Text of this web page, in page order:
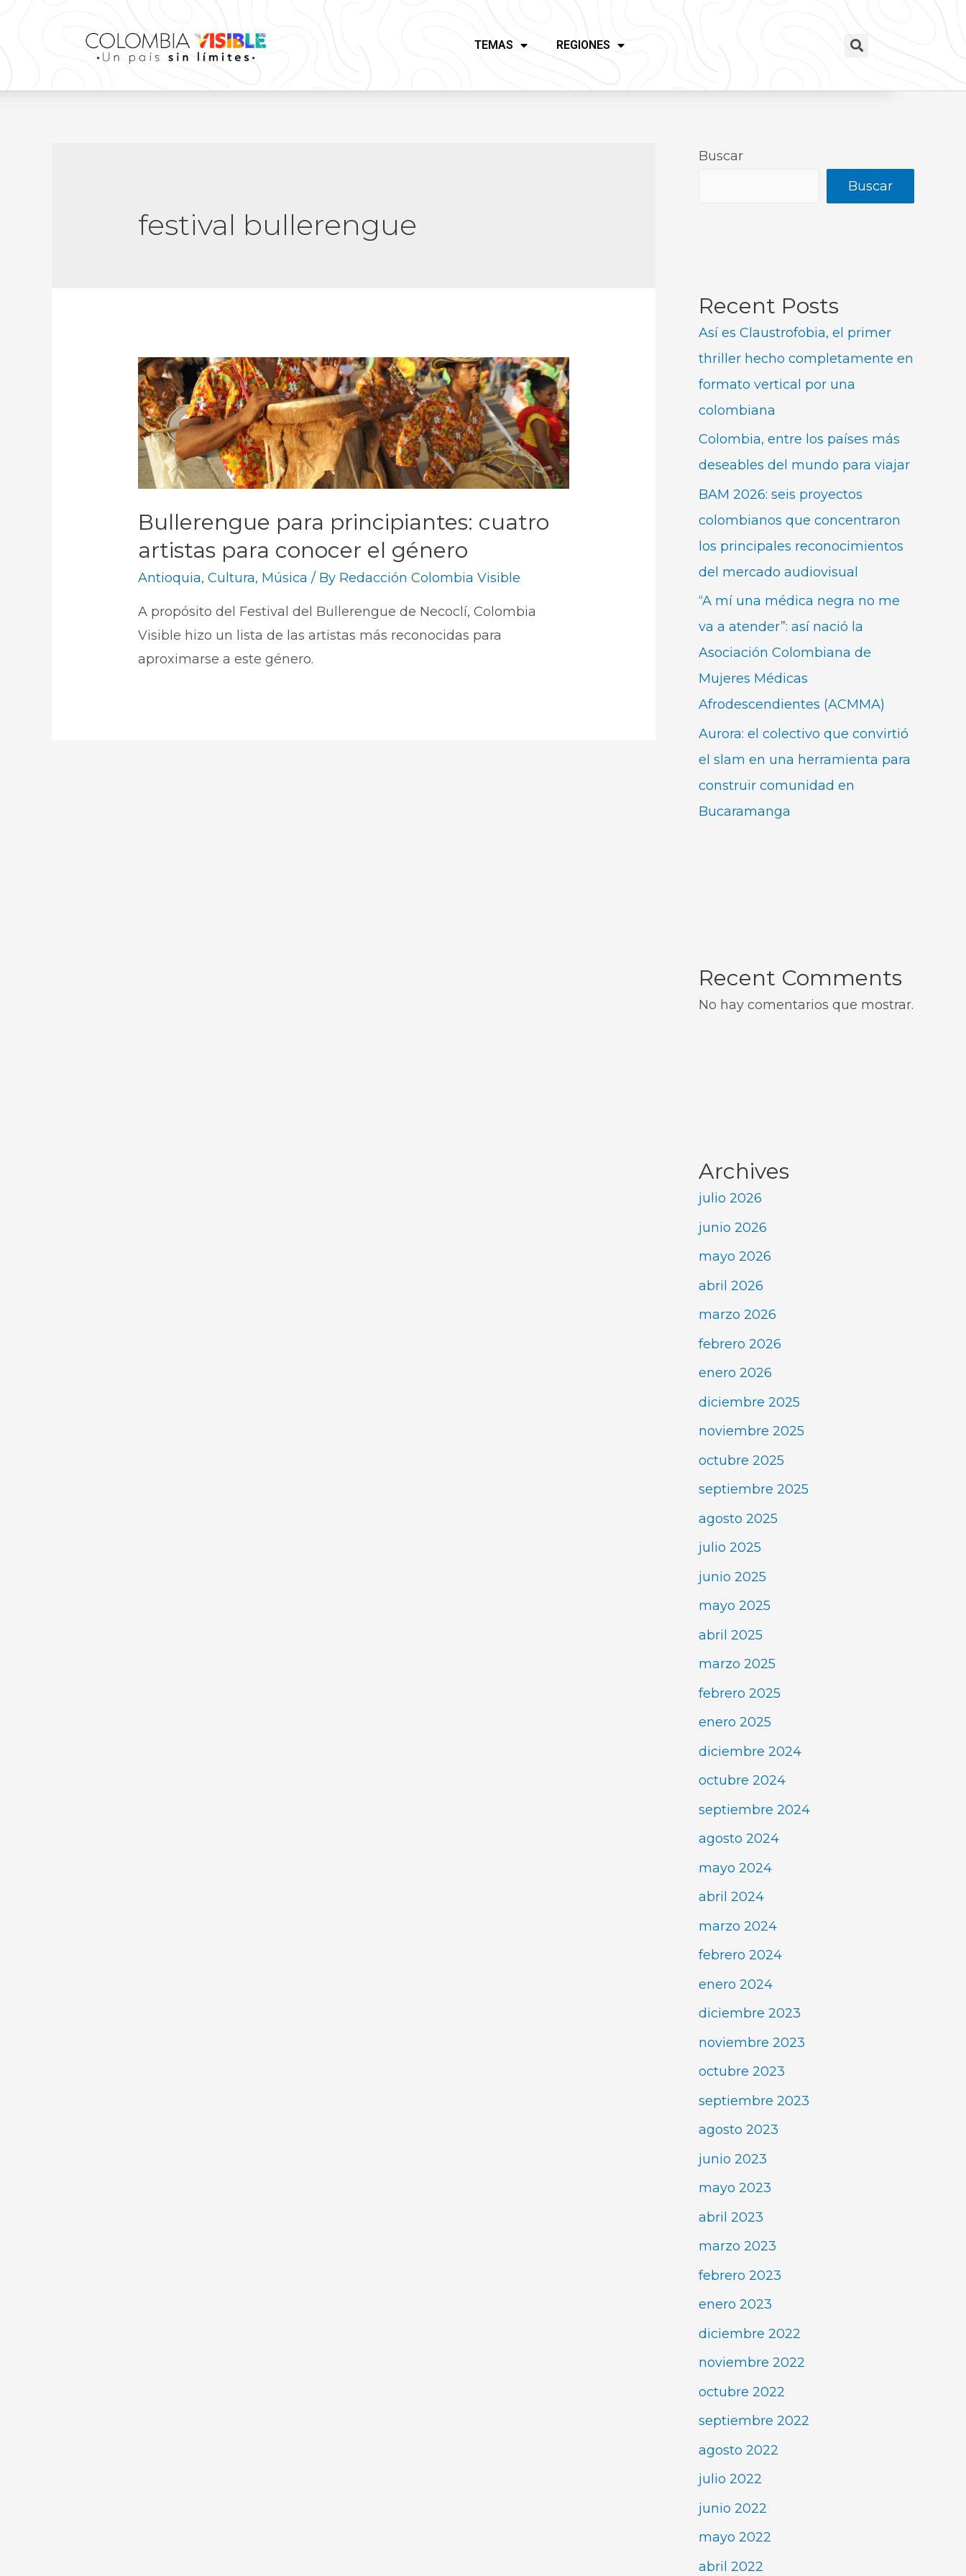
TEMAS REGIONES
festival bullerengue
Bullerengue para principiantes​: cuatro
artistas para conocer el género
Antioquia,Cultura, Música / By Redacción Colombia Visible
A propósito del Festival del Bullerengue de Necoclí, Colombia
Visible hizo un lista de las artistas más reconocidas para
aproximarse a este género.​
Buscar
Buscar
Recent Posts
Así es Claustrofobia, el primer
thriller hecho completamente en
formato vertical por una
colombiana
Colombia, entre los países más
deseables del mundo para viajar
BAM 2026: seis proyectos
colombianos que concentraron
los principales reconocimientos
del mercado audiovisual
“A mí una médica negra no me
va a atender”: así nació la
Asociación Colombiana de
Mujeres Médicas
Afrodescendientes (ACMMA)
Aurora: el colectivo que convirtió
el slam en una herramienta para
construir comunidad en
Bucaramanga
Recent Comments
No hay comentarios que mostrar.
Archives
julio 2026
junio 2026
mayo 2026
abril 2026
marzo 2026
febrero 2026
enero 2026
diciembre 2025
noviembre 2025
octubre 2025
septiembre 2025
agosto 2025
julio 2025
junio 2025
mayo 2025
abril 2025
marzo 2025
febrero 2025
enero 2025
diciembre 2024
octubre 2024
septiembre 2024
agosto 2024
mayo 2024
abril 2024
marzo 2024
febrero 2024
enero 2024
diciembre 2023
noviembre 2023
octubre 2023
septiembre 2023
agosto 2023
junio 2023
mayo 2023
abril 2023
marzo 2023
febrero 2023
enero 2023
diciembre 2022
noviembre 2022
octubre 2022
septiembre 2022
agosto 2022
julio 2022
junio 2022
mayo 2022
abril 2022